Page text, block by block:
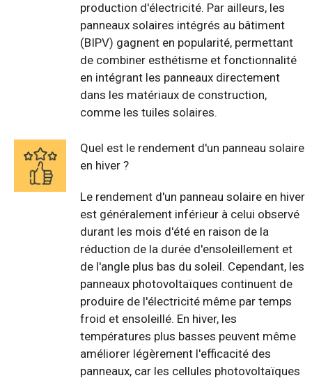
production d'électricité. Par ailleurs, les
panneaux solaires intégrés au bâtiment
(BIPV) gagnent en popularité, permettant
de combiner esthétisme et fonctionnalité
en intégrant les panneaux directement
dans les matériaux de construction,
comme les tuiles solaires.
Quel est le rendement d'un panneau solaire
en hiver ?
Le rendement d'un panneau solaire en hiver
est généralement inférieur à celui observé
durant les mois d'été en raison de la
réduction de la durée d'ensoleillement et
de l'angle plus bas du soleil. Cependant, les
panneaux photovoltaïques continuent de
produire de l'électricité même par temps
froid et ensoleillé. En hiver, les
températures plus basses peuvent même
améliorer légèrement l'efficacité des
panneaux, car les cellules photovoltaïques